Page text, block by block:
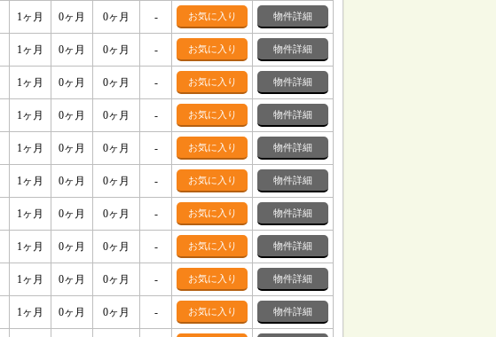
1ヶ月 0ヶ月 0ヶ月 - お気に入り 物件詳細
1ヶ月 0ヶ月 0ヶ月 - お気に入り 物件詳細
1ヶ月 0ヶ月 0ヶ月 - お気に入り 物件詳細
1ヶ月 0ヶ月 0ヶ月 - お気に入り 物件詳細
1ヶ月 0ヶ月 0ヶ月 - お気に入り 物件詳細
1ヶ月 0ヶ月 0ヶ月 - お気に入り 物件詳細
1ヶ月 0ヶ月 0ヶ月 - お気に入り 物件詳細
1ヶ月 0ヶ月 0ヶ月 - お気に入り 物件詳細
1ヶ月 0ヶ月 0ヶ月 - お気に入り 物件詳細
1ヶ月 0ヶ月 0ヶ月 - お気に入り 物件詳細